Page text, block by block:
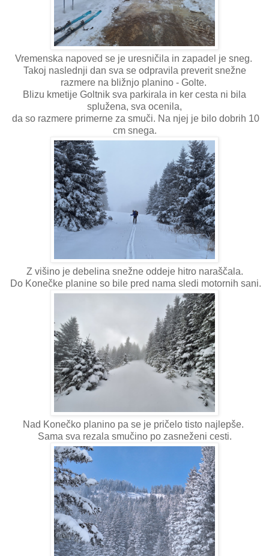
Vremenska napoved se je uresničila in zapadel je sneg.
Takoj naslednji dan sva se odpravila preverit snežne
razmere na bližnjo planino - Golte.
Blizu kmetije Goltnik sva parkirala in ker cesta ni bila
splužena, sva ocenila,
da so razmere primerne za smuči. Na njej je bilo dobrih 10
cm snega.
Z višino je debelina snežne oddeje hitro naraščala.
Do Konečke planine so bile pred nama sledi motornih sani.
Nad Konečko planino pa se je pričelo tisto najlepše.
Sama sva rezala smučino po zasneženi cesti.